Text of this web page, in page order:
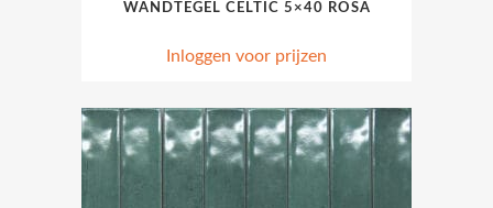
WANDTEGEL CELTIC 5×40 ROSA
Inloggen voor prijzen